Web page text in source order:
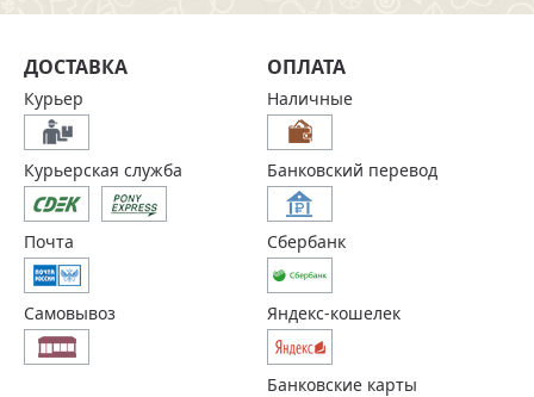
ДОСТАВКА
Курьер
Курьерская служба
Почта
Самовывоз
ОПЛАТА
Наличные
Банковский перевод
Сбербанк
Яндекс-кошелек
Банковские карты